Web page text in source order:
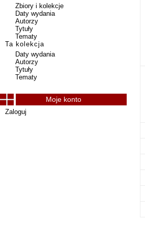
Zbiory i kolekcje
Daty wydania
Autorzy
Tytuły
Tematy
Ta kolekcja
Daty wydania
Autorzy
Tytuły
Tematy
Moje konto
Zaloguj